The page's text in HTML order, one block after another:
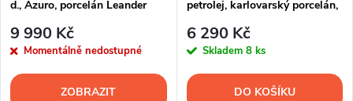
d., Azuro, porcelán Leander
9 990 Kč
Momentálně nedostupné
ZOBRAZIT
petrolej, karlovarský porcelán,
6 290 Kč
Skladem 8 ks
DO KOŠÍKU